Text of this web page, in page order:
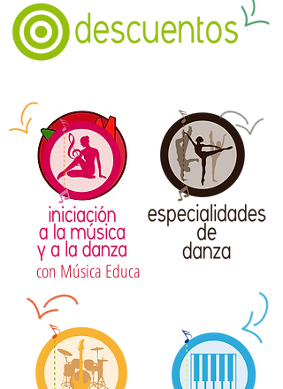
con Música Educa